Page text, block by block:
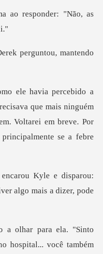
a ao responder: "Não, as
perguntou,
que mais ninguém
Voltarei em
disparou:
al
... você também